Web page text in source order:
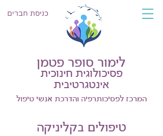
לימור סופר פטמן
פסיכולוגית חינוכית
אינטגרטיבית
המרכז לפסיכותרפיה והדרכת אנשי טיפול
כניסת חברים
טיפולים בקליניקה